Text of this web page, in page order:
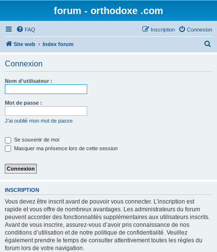
forum - orthodoxe .com
FAQ Connexion
Inscription
Site web Index forum
Connexion
Nom d’utilisateur :
Mot de passe :
J’ai oublié mon mot de passe
Se souvenir de moi
Masquer ma présence lors de cette session
INSCRIPTION
Vous devez être inscrit avant de pouvoir vous connecter. L’inscription est
rapide et vous offre de nombreux avantages. Les administrateurs du forum
peuvent accorder des fonctionnalités supplémentaires aux utilisateurs inscrits.
Avant de vous inscrire, assurez-vous d’avoir pris connaissance de nos
conditions d’utilisation et de notre politique de confidentialité. Veuillez
également prendre le temps de consulter attentivement toutes les règles du
forum lors de votre navigation.